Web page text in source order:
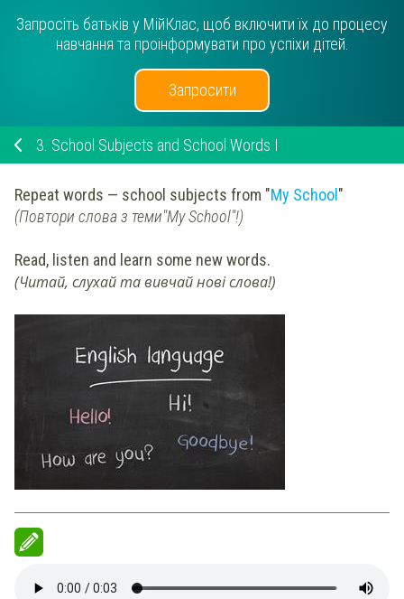
Запросіть батьків у МійКлас, щоб включити їх до процесу
навчання та проінформувати про успіхи дітей.
Запросити
3. School Subjects and School Words I
Repeat words — school subjects from "My School "
(Повтори слова з теми"My School"!)
Read, listen and learn some new words.
(Читай, слухай та вивчай нові слова!)